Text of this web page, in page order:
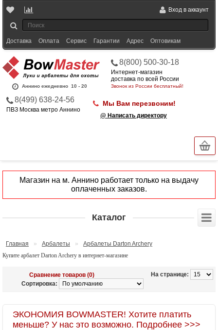
Вход в аккаунт
Доставка Оплата Сервис Гарантии Адрес Оптовикам
Аннино ежедневно 10 - 20
8(800) 500-30-18
Интернет-магазин
доставка по всей России
Звонок из России бесплатный!
8(499) 638-24-56
ПВЗ Москва метро Аннино
Мы Вам перезвоним!
@ Написать директору
Магазин на м. Аннино работает только на выдачу
оплаченных заказов.
Каталог
Главная » Арбалеты »
Арбалеты Darton Archery
Купите арбалет Darton Archery в интернет-магазине
На странице:
Сравнение товаров (0)
Сортировка:
ЭКОНОМИЯ BOWMASTER! Хотите платить
меньше? У нас это возможно. Подробнее >>>